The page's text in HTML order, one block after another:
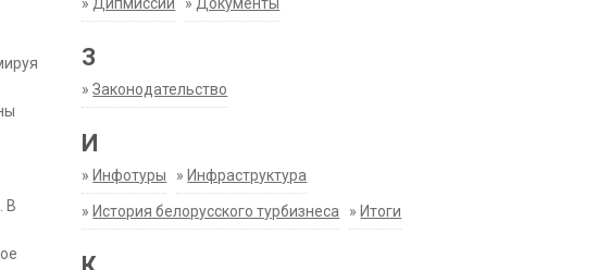
В
З
»Законодательство
И
» Инфотуры » Инфраструктура
» История белорусского турбизнеса » Итоги